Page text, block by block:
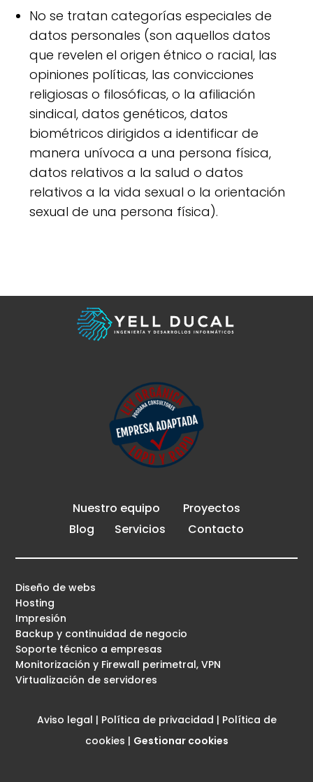
No se tratan categorías especiales de
datos personales (son aquellos datos
que revelen el origen étnico o racial, las
opiniones políticas, las convicciones
religiosas o filosóficas, o la afiliación
sindical, datos genéticos, datos
biométricos dirigidos a identificar de
manera unívoca a una persona física,
datos relativos a la salud o datos
relativos a la vida sexual o la orientación
sexual de una persona física).
Nuestro equipo
Proyectos
Blog
Servicios Contacto
Diseño de webs
Hosting
Impresión
Backup y continuidad de negocio
Soporte técnico a empresas
Monitorización y Firewall perimetral, VPN
Virtualización de servidores
Aviso legal | Política de privacidad | Política de
cookies | Gestionar cookies